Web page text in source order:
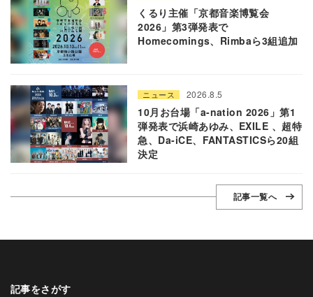
くるり主催「京都音楽博覧会
2026」第3弾発表で
Homecomings、Rimbaら3組追加
ニュース 2026.8.5
10月お台場「a-nation 2026」第1
弾発表で浜崎あゆみ、EXILE 、超特
急、Da-iCE、FANTASTICSら20組
決定
記事一覧へ
記事をさがす